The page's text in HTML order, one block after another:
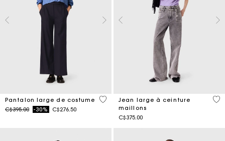
Pantalon large de costume
Price reduced from
C$395.00to-30% C$276.50
4,2 out of 5 Customer Rating
Jean large à ceinture
maillons
C$375.00
5